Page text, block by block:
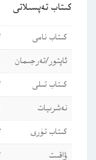
كىتاب تەپسىلاتى
كىتاب نامى
ئاپتور/تەرجىمان
كىتاب تىلى
نەشرىيات
كىتاب تۈرى
ۋاقىت